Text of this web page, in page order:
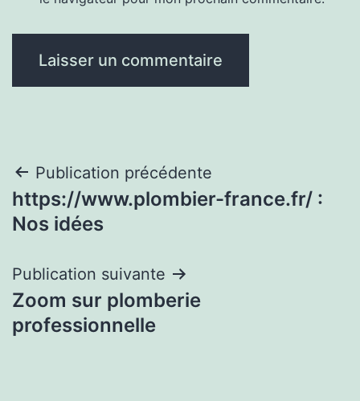
Navigation
de
Publication précédente
https://www.plombier-france.fr/ :
Nos idées
Publication suivante
Zoom sur plomberie
professionnelle